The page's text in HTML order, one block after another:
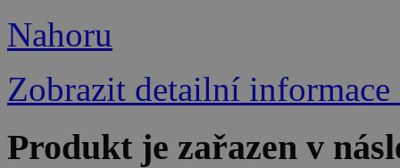
Nahoru
Zobrazit detailní informace
Produkt je zařazen v